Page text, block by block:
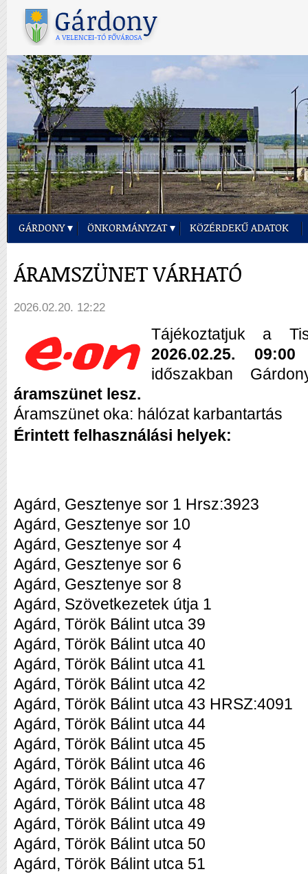
GÁRDONY ÖNKORMÁNYZAT KÖZÉRDEKŰ ADATOK
ÁRAMSZÜNET VÁRHATÓ
2026.02.20. 12:22
Tájékoztatjuk a
2026.02.25.
időszakban
áramszünet lesz.
Áramszünet oka: hálózat karbantartás
Érintett felhasználási helyek:
Agárd, Gesztenye sor 1 Hrsz:3923
Agárd, Gesztenye sor 10
Agárd, Gesztenye sor 4
Agárd, Gesztenye sor 6
Agárd, Gesztenye sor 8
Agárd, Szövetkezetek útja 1
Agárd, Török Bálint utca 39
Agárd, Török Bálint utca 40
Agárd, Török Bálint utca 41
Agárd, Török Bálint utca 42
Agárd, Török Bálint utca 43 HRSZ:4091
Agárd, Török Bálint utca 44
Agárd, Török Bálint utca 45
Agárd, Török Bálint utca 46
Agárd, Török Bálint utca 47
Agárd, Török Bálint utca 48
Agárd, Török Bálint utca 49
Agárd, Török Bálint utca 50
Agárd, Török Bálint utca 51